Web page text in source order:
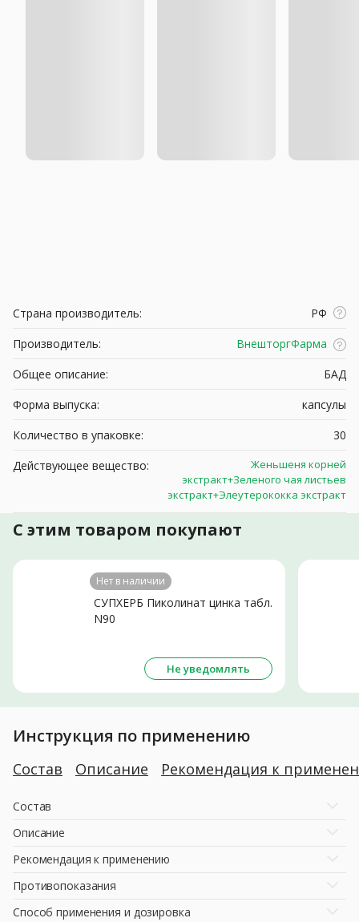
Страна производитель:
РФ
Производитель:
ВнешторгФарма
Общее описание:
БАД
Форма выпуска:
капсулы
Количество в упаковке:
30
Действующее вещество:
Женьшеня корней
экстракт+Зеленого чая листьев
экстракт+Элеутерококка экстракт
С этим товаром покупают
Нет в наличии
СУПХЕРБ Пиколинат цинка табл.
N90
Не уведомлять
Инструкция по применению
Состав Описание Рекомендация к
Состав
Описание
Рекомендация к применению
Противопоказания
Способ применения и дозировка